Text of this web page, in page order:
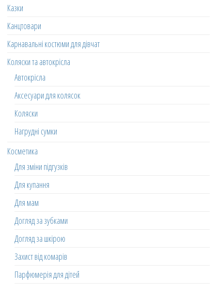
Казки
Канцтовари
Карнавальні костюми для дівчат
Коляски та автокрісла
Автокрісла
Аксесуари для колясок
Коляски
Нагрудні сумки
Косметика
Для зміни підгузків
Для купання
Для мам
Догляд за зубками
Догляд за шкірою
Захист від комарів
Парфюмерія для дітей